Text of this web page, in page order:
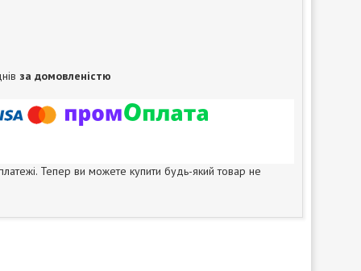
за домовленістю
Тепер ви можете купити будь-який товар не